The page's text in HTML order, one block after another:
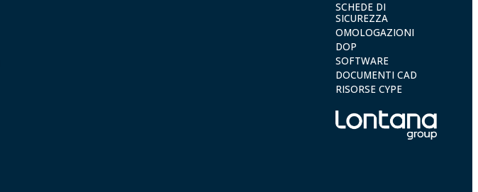
SCHEDE DI
SICUREZZA
OMOLOGAZIONI
DOP
SOFTWARE
DOCUMENTI CAD
RISORSE CYPE